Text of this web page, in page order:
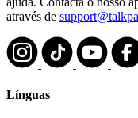
através de
Línguas